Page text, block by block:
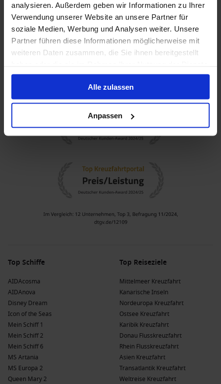
analysieren. Außerdem geben wir Informationen zu Ihrer
Verwendung unserer Website an unsere Partner für
soziale Medien, Werbung und Analysen weiter. Unsere
Partner führen diese Informationen möglicherweise mit
weiteren Daten zusammen, die Sie ihnen bereitgestellt
gesammelt haben.
Alle zulassen
Anpassen
Top Schiffe
AIDAcosma
AIDAnova
Disney Dream
Icon of the Seas
Mein Schiff 1
Mein Schiff 2
Mein Schiff 6
MS Artania
MS Europa 2
Queen Mary 2
Top Reiseziele
Mittelmeer Kreuzfahrt
Kanarische Inseln
Nordeuropa Kreuzfahrt
Ostsee Kreuzfahrt
Karibik Kreuzfahrt
Donau Flusskreuzfahrt
Rhein Flusskreuzfahrt
Asien Kreuzfahrt
Transatlantik Kreuzfahrt
Weltreise Kreuzfahrt